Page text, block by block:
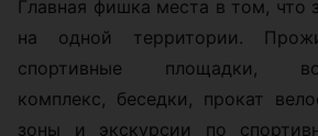
Главная фишка места в том, что
на одной территории.
спортивные площадки,
комплекс, беседки, прокат
зоны и экскурсии по